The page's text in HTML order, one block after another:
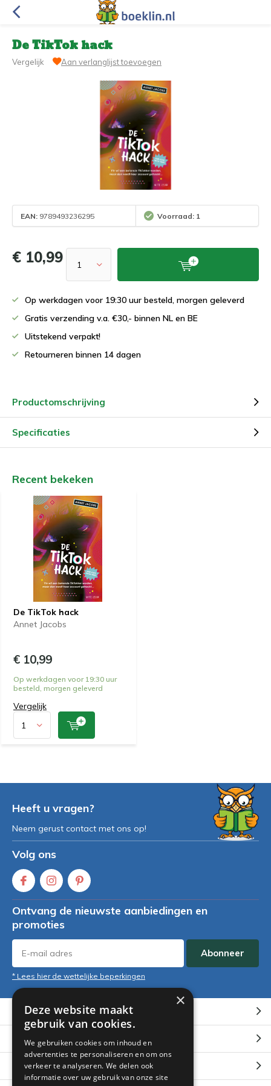
De TikTok hack
Vergelijk Aan verlanglijst toevoegen
EAN: 9789493236295 Voorraad: 1
€ 10,99
Op werkdagen voor 19:30 uur besteld, morgen geleverd
Gratis verzending v.a. €30,- binnen NL en BE
Uitstekend verpakt!
Retourneren binnen 14 dagen
Productomschrijving
Specificaties
Recent bekeken
De TikTok hack
Annet Jacobs
€ 10,99
Op werkdagen voor 19:30 uur
besteld, morgen geleverd
Vergelijk
Heeft u vragen?
Neem gerust contact met ons op!
Volg ons
Ontvang de nieuwste aanbiedingen en
promoties
Abonneer
* Lees hier de wettelijke beperkingen
Klantenservice
Mijn account
Categorieën
×
Deze website maakt
gebruik van cookies.
We gebruiken cookies om inhoud en
advertenties te personaliseren en om ons
verkeer te analyseren. We delen ook
informatie over uw gebruik van onze site